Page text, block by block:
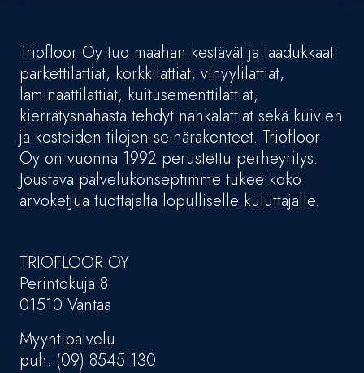
Triofloor Oy tuo maahan kestävät ja laadukkaat
parkettilattiat, korkkilattiat, vinyylilattiat,
laminaattilattiat, kuitusementtilattiat,
kierrätysnahasta tehdyt nahkalattiat sekä kuivien
ja kosteiden tilojen seinärakenteet. Triofloor
Oy on vuonna 1992 perustettu perheyritys.
Joustava palvelukonseptimme tukee koko
arvoketjua tuottajalta lopulliselle kuluttajalle.
TRIOFLOOR OY
Perintökuja 8
01510 Vantaa
Myyntipalvelu
puh. (09) 8545 130